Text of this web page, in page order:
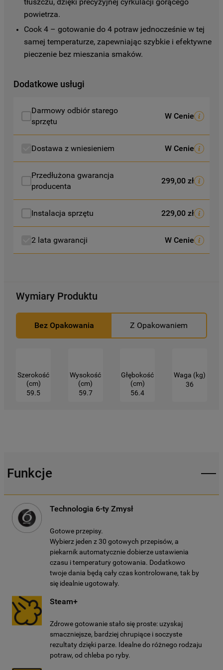
powietrza.
Cook 4 – gotowanie do 4 potraw jednocześnie w tej
samej temperaturze, zapewniając szybkie i efektywne
pieczenie bez mieszania smaków.
Dodatkowe usługi
Darmowy odbiór starego
sprzętu
W Cenie
Dostawa z wniesieniem W Cenie
Przedłużona gwarancja
producenta
299,00 zł
Instalacja sprzętu 229,00 zł
2 lata gwarancji W Cenie
Wymiary Produktu
Bez Opakowania Z Opakowaniem
Szerokość
(cm)
59.5
Wysokość
(cm)
59.7
Głębokość
(cm)
56.4
Waga (kg)
36
Funkcje
Technologia 6-ty Zmysł
Gotowe przepisy.
Wybierz jeden z 30 gotowych przepisów, a
piekarnik automatycznie dobierze ustawienia
czasu i temperatury gotowania. Dodatkowo
twoje dania będą cały czas kontrolowane, tak by
się idealnie ugotowały.
Steam+
Zdrowe gotowanie stało się proste: uzyskaj
smaczniejsze, bardziej chrupiące i soczyste
rezultaty dzięki parze. Idealne do różnego rodzaju
potraw, od chleba po ryby.
preferencje, znajdą Państwo w naszej
Polityce Cookies. Informacje na temat
przetwarzania danych osobowych
zbieranych za pośrednictwem plików
WSZYSTKIE PLIKI COOKIES"
Państwo zgodę na instalację wszystkich
rodzajów plików cookie oraz na
udostępnianie Państwa danych
Klikając
swoimi preferencjami.
Kliknięcie przycisku
„TYLKO NIEZBĘDNE"
spowoduje zachowanie ustawień